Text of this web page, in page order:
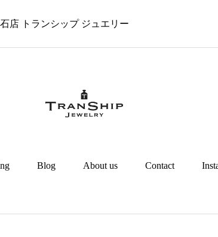
店 トランシップ ジュエリー
Blog About us Contact